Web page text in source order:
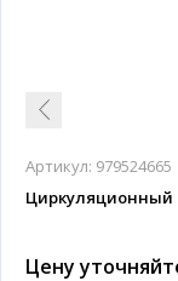
Артикул: 979524665
Циркуляционный
Цену